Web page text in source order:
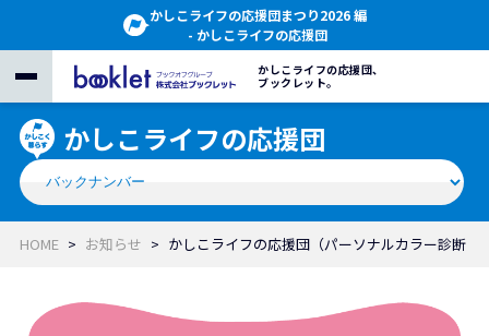
かしこライフの応援団まつり2026 編
- かしこライフの応援団
かしこライフの応援団、
ブックレット。
かしこライフの応援団
HOME お知らせ かしこライフの応援団（パーソナルカラー診断♪